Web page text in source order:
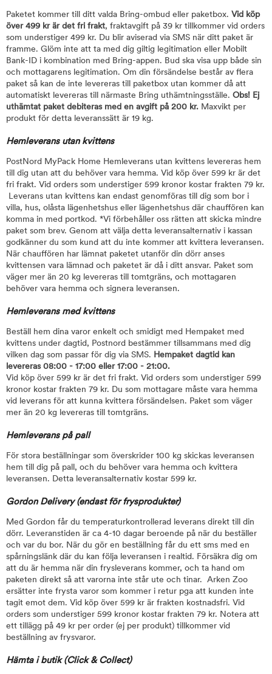
Paketet kommer till ditt valda Bring-ombud eller paketbox. Vid köp
över 499 kr är det fri frakt, fraktavgift på 39 kr tillkommer vid orders
som understiger 499 kr. Du blir aviserad via SMS när ditt paket är
framme. Glöm inte att ta med dig giltig legitimation eller Mobilt
Bank-ID i kombination med Bring-appen. Bud ska visa upp både sin
och mottagarens legitimation. Om din försändelse består av flera
paket så kan de inte levereras till paketbox utan kommer då att
automatiskt levereras till närmaste Bring uthämtningsställe. Obs! Ej
uthämtat paket debiteras med en avgift på 200 kr. Maxvikt per
produkt för detta leveranssätt är 19 kg.
Hemleverans utan kvittens
PostNord MyPack Home Hemleverans utan kvittens levereras hem
till dig utan att du behöver vara hemma. Vid köp över 599 kr är det
fri frakt. Vid orders som understiger 599 kronor kostar frakten 79 kr.
Leverans utan kvittens kan endast genomföras till dig som bor i
villa, hus, olåsta lägenhetshus eller lägenhetshus där chauffören kan
komma in med portkod. *Vi förbehåller oss rätten att skicka mindre
paket som brev. Genom att välja detta leveransalternativ i kassan
godkänner du som kund att du inte kommer att kvittera leveransen.
När chauffören har lämnat paketet utanför din dörr anses
kvittensen vara lämnad och paketet är då i ditt ansvar. Paket som
väger mer än 20 kg levereras till tomtgräns, och mottagaren
behöver vara hemma och signera leveransen.
Hemleverans med kvittens
Beställ hem dina varor enkelt och smidigt med Hempaket med
kvittens under dagtid, Postnord bestämmer tillsammans med dig
vilken dag som passar för dig via SMS. Hempaket dagtid kan
levereras 08:00 - 17:00 eller 17:00 - 21:00.
Vid köp över 599 kr är det fri frakt. Vid orders som understiger 599
kronor kostar frakten 79 kr. Du som mottagare måste vara hemma
vid leverans för att kunna kvittera försändelsen. Paket som väger
mer än 20 kg levereras till tomtgräns.
Hemleverans på pall
För stora beställningar som överskrider 100 kg skickas leveransen
hem till dig på pall, och du behöver vara hemma och kvittera
leveransen. Detta leveransalternativ kostar 599 kr.
Gordon Delivery (endast för frysprodukter)
Med Gordon får du temperaturkontrollerad leverans direkt till din
dörr. Leveranstiden är ca 4-10 dagar beroende på när du beställer
och var du bor. När du gör en beställning får du ett sms med en
spårningslänk där du kan följa leveransen i realtid. Försäkra dig om
att du är hemma när din frysleverans kommer, och ta hand om
paketen direkt så att varorna inte står ute och tinar. Arken Zoo
ersätter inte frysta varor som kommer i retur pga att kunden inte
tagit emot dem. Vid köp över 599 kr är frakten kostnadsfri. Vid
orders som understiger 599 kronor kostar frakten 79 kr. Notera att
ett tillägg på 49 kr per order (ej per produkt) tillkommer vid
beställning av frysvaror.
Hämta i butik (Click & Collect)